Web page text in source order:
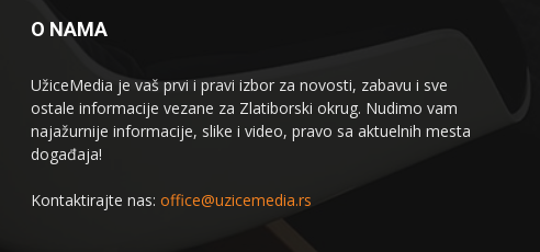
O NAMA
UžiceMedia je vaš prvi i pravi izbor za novosti, zabavu i sve
ostale informacije vezane za Zlatiborski okrug. Nudimo vam
najažurnije informacije, slike i video, pravo sa aktuelnih mesta
događaja!
Kontaktirajte nas: office@uzicemedia.rs